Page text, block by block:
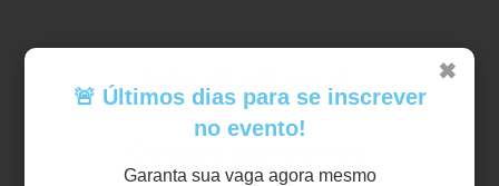
✖
🚨 Últimos dias para se inscrever
no evento!
Garanta sua vaga agora mesmo
Mediciland